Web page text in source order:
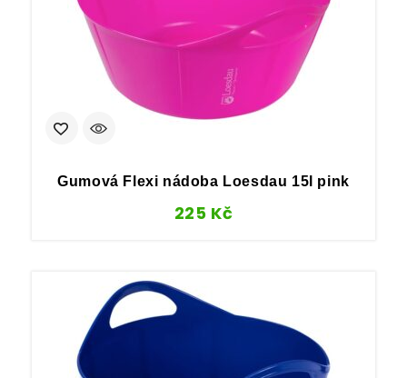
Gumová Flexi nádoba Loesdau 15l pink
225 Kč